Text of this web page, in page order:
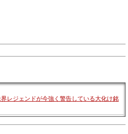
レジェンドが今強く警告している大化け銘